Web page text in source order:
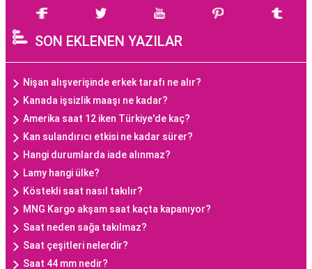
SON EKLENEN YAZILAR
Nişan alışverişinde erkek tarafı ne alır?
Kanada işsizlik maaşı ne kadar?
Amerika saat 12 iken Türkiye'de kaç?
Kan sulandırıcı etkisi ne kadar sürer?
Hangi durumlarda iade alınmaz?
Lamy hangi ülke?
Köstekli saat nasıl takılır?
MNG Kargo akşam saat kaçta kapanıyor?
Saat neden sağa takılmaz?
Saat çeşitleri nelerdir?
Saat 44 mm nedir?